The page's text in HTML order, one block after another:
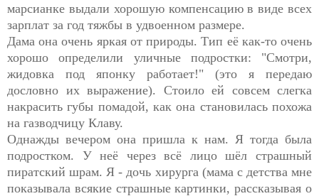
марсианке выдали хорошую компенсацию в виде всех
зарплат за год тяжбы в удвоенном размере.
Дама она очень яркая от природы. Тип её как-то очень
хорошо определили уличные подростки: "Смотри,
жидовка под японку работает!" (это я передаю
дословно их выражение). Стоило ей совсем слегка
накрасить губы помадой, как она становилась похожа
на газводчицу Клаву.
Однажды вечером она пришла к нам. Я тогда была
подростком. У неё через всё лицо шёл страшный
пиратский шрам. Я - дочь хирурга (мама с детства мне
показывала всякие страшные картинки, рассказывая о